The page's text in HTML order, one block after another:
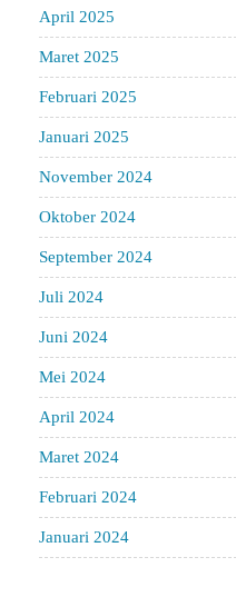
April 2025
Maret 2025
Februari 2025
Januari 2025
November 2024
Oktober 2024
September 2024
Juli 2024
Juni 2024
Mei 2024
April 2024
Maret 2024
Februari 2024
Januari 2024